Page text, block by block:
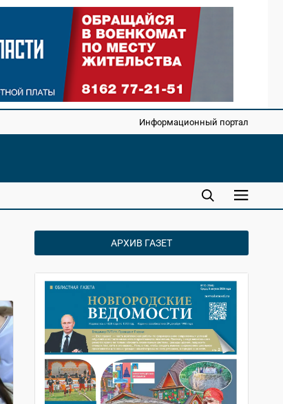
Информационный портал
АРХИВ ГАЗЕТ